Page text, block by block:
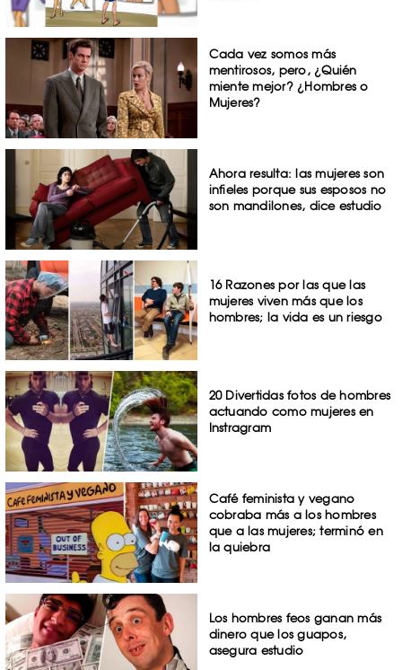
Cada vez somos más
mentirosos, pero, ¿Quién
miente mejor? ¿Hombres o
Mujeres?
Ahora resulta: las mujeres son
infieles porque sus esposos no
son mandilones, dice estudio
16 Razones por las que las
mujeres viven más que los
hombres; la vida es un riesgo
20 Divertidas fotos de hombres
actuando como mujeres en
Instragram
Café feminista y vegano
cobraba más a los hombres
que a las mujeres; terminó en
la quiebra
Los hombres feos ganan más
dinero que los guapos,
asegura estudio